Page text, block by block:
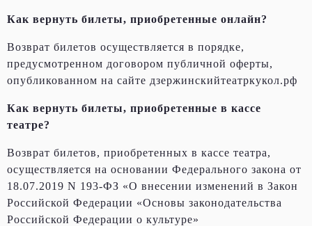
Как вернуть билеты, приобретенные онлайн?
Возврат билетов осуществляется в порядке,
предусмотренном договором публичной оферты,
опубликованном на сайте дзержинскийтеатркукол.рф
Как вернуть билеты, приобретенные в кассе
театре?
Возврат билетов, приобретенных в кассе театра,
осуществляется на основании Федерального закона от
18.07.2019 N 193-ФЗ «О внесении изменений в Закон
Российской Федерации «Основы законодательства
Российской Федерации о культуре»